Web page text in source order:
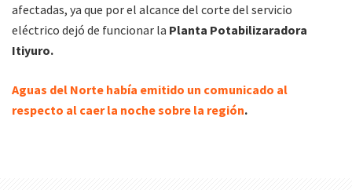
afectadas, ya que por el alcance del corte del servicio
eléctrico dejó de funcionar la Planta Potabilizaradora
Itiyuro.
Aguas del Norte había emitido un comunicado al
respecto al caer la noche sobre la región.